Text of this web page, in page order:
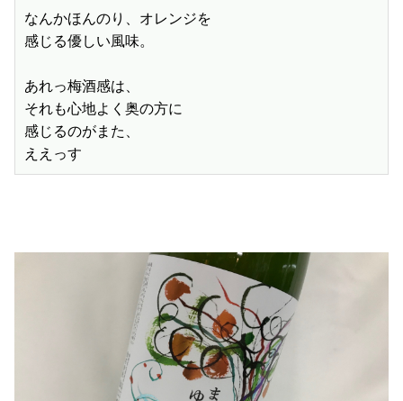
なんかほんのり、オレンジを
感じる優しい風味。
あれっ梅酒感は、
それも心地よく奥の方に
感じるのがまた、
ええっす